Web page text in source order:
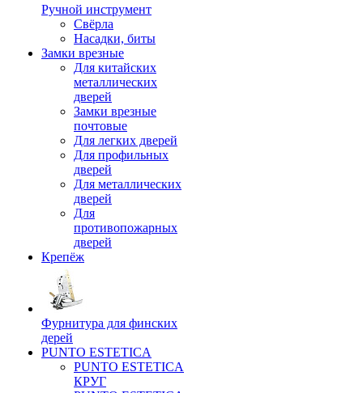
Ручной инструмент
Свёрла
Насадки, биты
Замки врезные
Для китайских
металлических
дверей
Замки врезные
почтовые
Для легких дверей
Для профильных
дверей
Для металлических
дверей
Для
противопожарных
дверей
Крепёж
Фурнитура для финских
дерей
PUNTO ESTETICA
PUNTO ESTETICA
КРУГ